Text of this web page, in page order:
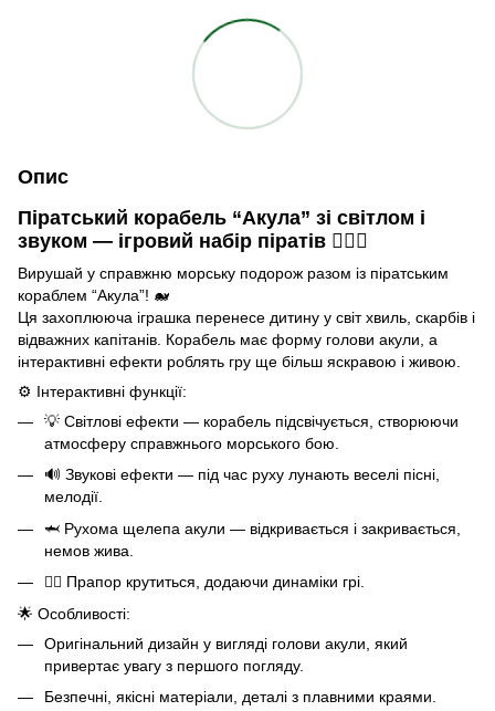
Опис
Піратський корабель “Акула” зі світлом і
звуком — ігровий набір піратів 🏴‍☠️⚓
Вирушай у справжню морську подорож разом із піратським
кораблем “Акула”! 🐋
Ця захоплююча іграшка перенесе дитину у світ хвиль, скарбів і
відважних капітанів. Корабель має форму голови акули, а
інтерактивні ефекти роблять гру ще більш яскравою і живою.
⚙️ Інтерактивні функції:
💡 Світлові ефекти — корабель підсвічується, створюючи
атмосферу справжнього морського бою.
🔊 Звукові ефекти — під час руху лунають веселі пісні,
мелодії.
🦈 Рухома щелепа акули — відкривається і закривається,
немов жива.
🏴‍☠️ Прапор крутиться, додаючи динаміки грі.
🌟 Особливості:
Оригінальний дизайн у вигляді голови акули, який
привертає увагу з першого погляду.
Безпечні, якісні матеріали, деталі з плавними краями.